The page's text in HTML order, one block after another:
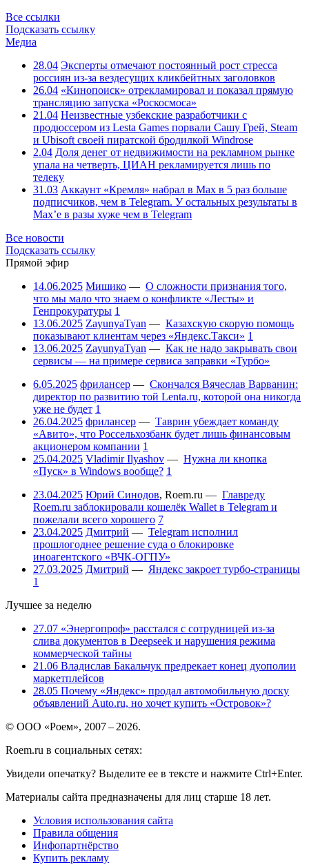
Все ссылки
Подсказать ссылку
Медиа
28.04 Эксперты отмечают постоянный рост стресса
россиян из-за вездесущих кликбейтных заголовков
26.04 «Кинопоиск» отрекламировал и показал прямую
трансляцию запуска «Роскосмоса»
21.04 Неизвестные узбекские разработчики с
продюссером из Lesta Games порвали Сашу Грей, Steam
и Ubisoft своей пиратской бродилкой Windrose
2.04 Доля денег от недвижимости на рекламном рынке
упала на четверть, ЦИАН рекламируется лишь по
телеку
31.03 Аккаунт «Кремля» набрал в Max в 5 раз больше
подписчиков, чем в Telegram. У остальных результаты в
Max’е в разы хуже чем в Telegram
Все новости
Подсказать ссылку
Прямой эфир
14.06.2025 Мишико — О сложности признания того,
что мы мало что знаем о конфликте «Лесты» и
Генпрокуратуры 1
13.06.2025 ZayunyaTyan — Казахскую скорую помощь
показывают клиентам через «Яндекс.Такси» 1
13.06.2025 ZayunyaTyan — Как не надо закрывать свои
сервисы — на примере сервиса заправки «Турбо»
6.05.2025 фрилансер — Скончался Вячеслав Варванин:
директор по развитию той Lenta.ru, которой она никогда
уже не будет 1
26.04.2025 фрилансер — Таврин убеждает команду
«Авито», что Россельхозбанк будет лишь финансовым
акционером компании 1
25.04.2025 Vladimir Ilyashov — Нужна ли кнопка
«Пуск» в Windows вообще? 1
23.04.2025 Юрий Синодов, Roem.ru — Главреду
Roem.ru заблокировали кошелёк Wallet в Telegram и
пожелали всего хорошего 7
23.04.2025 Дмитрий — Telegram исполнил
прошлогоднее решение суда о блокировке
иноагентского «ВЧК-ОГПУ»
27.03.2025 Дмитрий — Яндекс закроет турбо-страницы
1
Лучшее за неделю
27.07 «Энергопроф» расстался с сотрудницей из-за
слива документов в Deepseek и нарушения режима
коммерческой тайны
21.06 Владислав Бакальчук предрекает конец дуополии
маркетплейсов
28.05 Почему «Яндекс» продал автомобильную доску
объявлений Auto.ru, но хочет купить «Островок»?
© ООО «Роем», 2007 – 2026.
Roem.ru в социальных сетях:
Увидели опечатку? Выделите ее в тексте и нажмите Ctrl+Enter.
Материалы сайта предназначены для лиц старше 18 лет.
Условия использования сайта
Правила общения
Инфопартнёрство
Купить рекламу